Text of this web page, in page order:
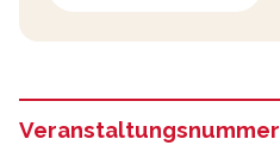
Veranstaltungsnummer